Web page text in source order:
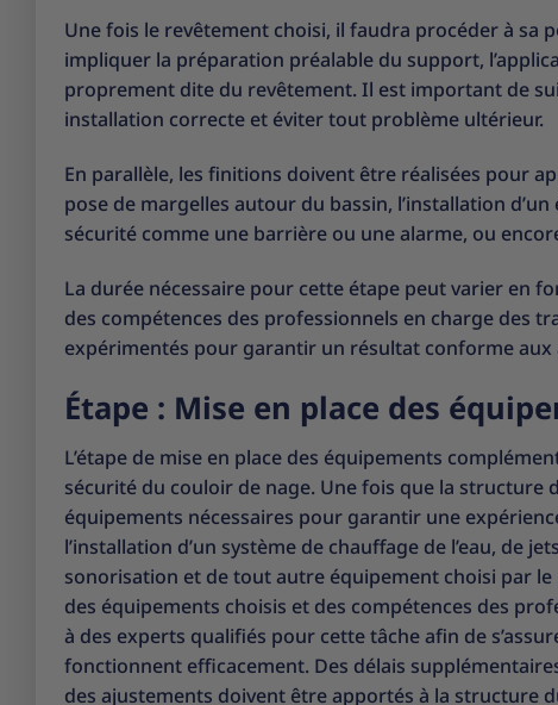
Une fois le revêtement choisi, il faudra procéder à sa
impliquer la préparation préalable du support,
proprement dite du revêtement. Il est important de
installation correcte et éviter tout problème ultérieur.
En parallèle, les finitions doivent être réalisées pour
pose de margelles autour du bassin, l’installation
sécurité comme une barrière ou une alarme, ou
La durée nécessaire pour cette étape peut varier en
des compétences des professionnels en charge des
expérimentés pour garantir un résultat conforme aux
Étape : Mise en place des
L’étape de mise en place des équipements
sécurité du couloir de nage. Une fois que la structure
équipements nécessaires pour garantir une
l’installation d’un système de chauffage de l’eau, de
sonorisation et de tout autre équipement choisi par
des équipements choisis et des compétences des
à des experts qualifiés pour cette tâche afin de
fonctionnent efficacement. Des délais
des ajustements doivent être apportés à la structure